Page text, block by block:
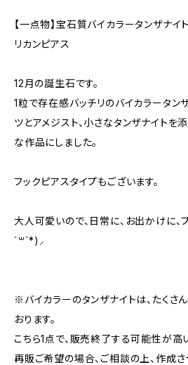
【一点物】宝石質バイカラータンザナ
リカンピアス
12月の誕生石です。
1粒で存在感バッチリのバイカラータン
ツとアメジスト、小さなタンザナイトを
な作品にしました。
フックピアスタイプもございます。
大人可愛いので、日常に、お出かけに、
´꒳`*)⸝
※バイカラーのタンザナイトは、たくさ
おります。
こちら1点で、販売終了する可能性が高
再販ご希望の場合、ご相談の上、作成さ